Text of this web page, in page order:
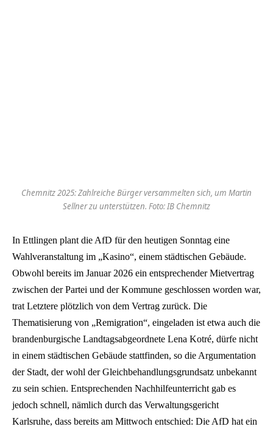
Chemnitz 2025: Zahlreiche Bürger versammelten sich, um Martin
Sellner zu unterstützen. Foto: IB Chemnitz
In Ettlingen plant die AfD für den heutigen Sonntag eine
Wahlveranstaltung im „Kasino“, einem städtischen Gebäude.
Obwohl bereits im Januar 2026 ein entsprechender Mietvertrag
zwischen der Partei und der Kommune geschlossen worden war,
trat Letztere plötzlich von dem Vertrag zurück. Die
Thematisierung von „Remigration“, eingeladen ist etwa auch die
brandenburgische Landtagsabgeordnete Lena Kotré, dürfe nicht
in einem städtischen Gebäude stattfinden, so die Argumentation
der Stadt, der wohl der Gleichbehandlungsgrundsatz unbekannt
zu sein schien. Entsprechenden Nachhilfeunterricht gab es
jedoch schnell, nämlich durch das Verwaltungsgericht
Karlsruhe, dass bereits am Mittwoch entschied: Die AfD hat ein